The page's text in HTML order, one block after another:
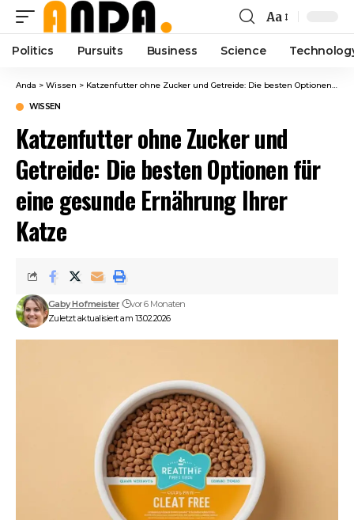
Font
Resizer
Aa
Politics Pursuits Business Science
Anda > Wissen > Katzenfutter ohne Zucker und Getreide: Die besten Optionen für eine gesunde Ernährung Ihrer Katze
WISSEN
Katzenfutter ohne Zucker und
Getreide: Die besten Optionen für
eine gesunde Ernährung Ihrer
Katze
Zuletzt aktualisiert am 13.02.2026
Gaby Hofmeister vor 6 Monaten